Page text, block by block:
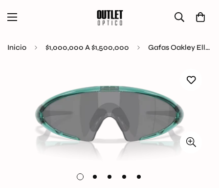
Inicio $1,000,000 A $1,500,000 Gafas Oakley Ellipse OO9490-0340 Original